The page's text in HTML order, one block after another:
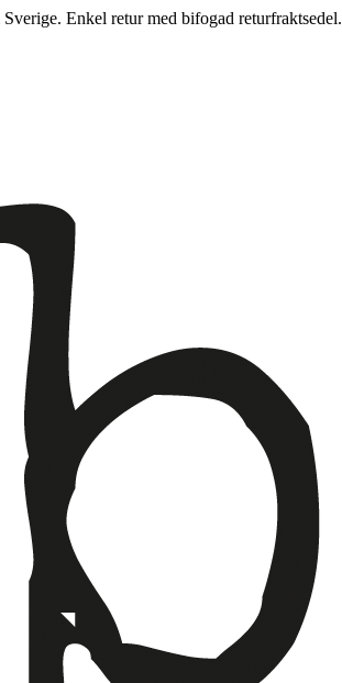
Enkel retur med bifogad returfraktsedel.